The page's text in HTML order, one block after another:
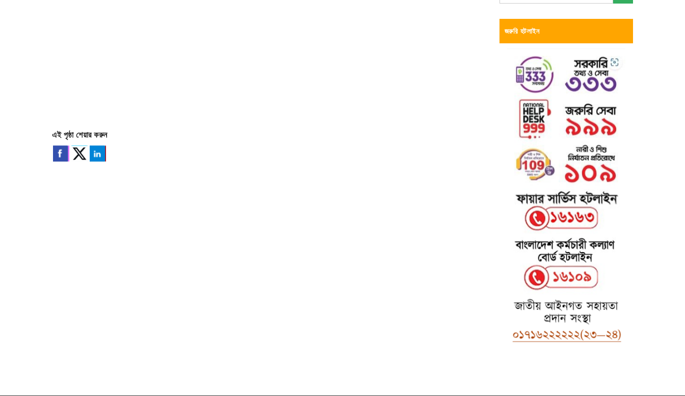
এই পৃষ্ঠা শেয়ার করুন
জরুরি হটলাইন